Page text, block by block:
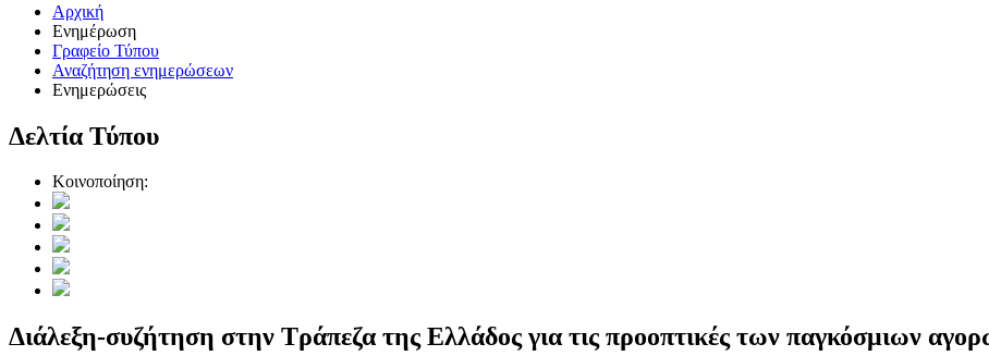
Αρχική
Ενημέρωση
Γραφείο Τύπου
Αναζήτηση ενημερώσεων
Ενημερώσεις
Δελτία Τύπου
Κοινοποίηση:
Διάλεξη-συζήτηση στην Τράπεζα της Ελλάδος για τις προοπτικές των παγκόσμιων